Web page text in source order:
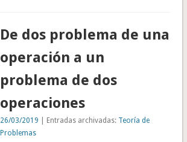
De dos problema de una
operación a un
problema de dos
operaciones
26/03/2019 | Entradas archivadas: Teoría de
Problemas